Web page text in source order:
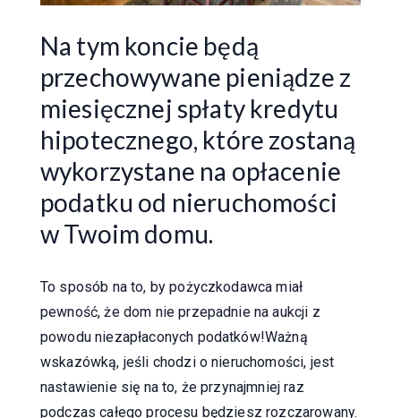
Na tym koncie będą
przechowywane pieniądze z
miesięcznej spłaty kredytu
hipotecznego, które zostaną
wykorzystane na opłacenie
podatku od nieruchomości
w Twoim domu.
To sposób na to, by pożyczkodawca miał
pewność, że dom nie przepadnie na aukcji z
powodu niezapłaconych podatków!Ważną
wskazówką, jeśli chodzi o nieruchomości, jest
nastawienie się na to, że przynajmniej raz
podczas całego procesu będziesz rozczarowany.